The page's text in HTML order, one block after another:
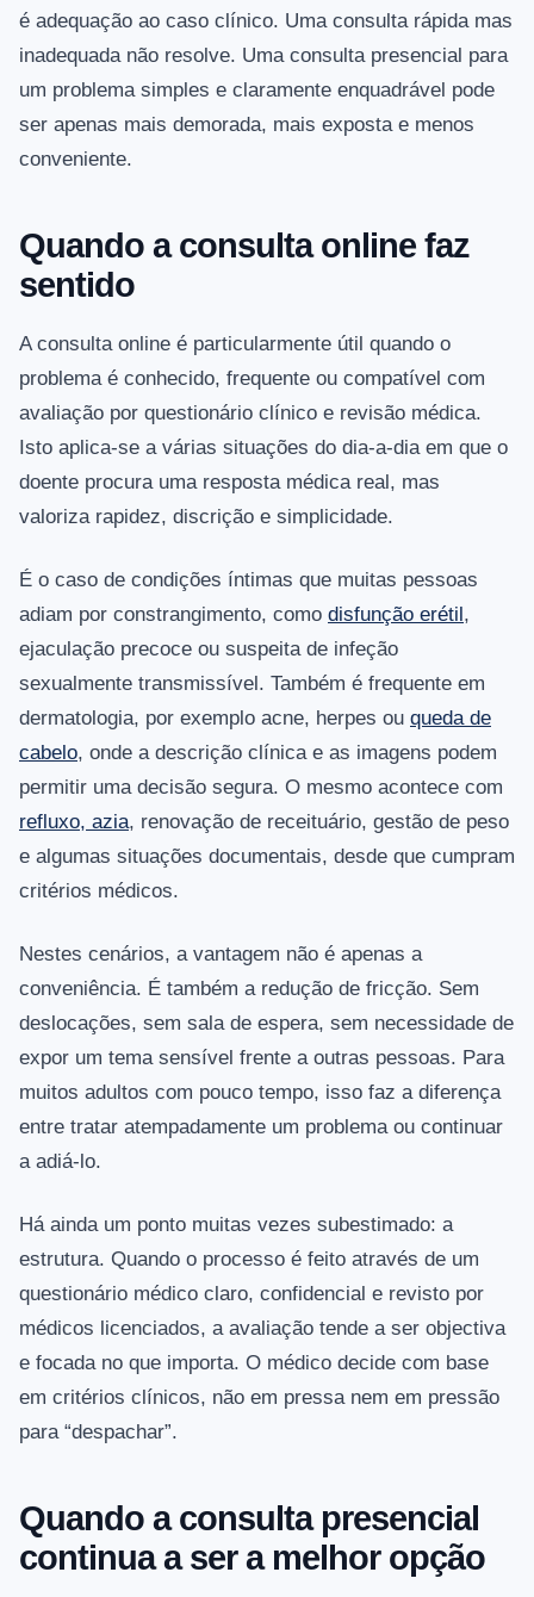
é adequação ao caso clínico. Uma consulta rápida mas
inadequada não resolve. Uma consulta presencial para
um problema simples e claramente enquadrável pode
ser apenas mais demorada, mais exposta e menos
conveniente.
Quando a consulta online faz
sentido
A consulta online é particularmente útil quando o
problema é conhecido, frequente ou compatível com
avaliação por questionário clínico e revisão médica.
Isto aplica-se a várias situações do dia-a-dia em que o
doente procura uma resposta médica real, mas
valoriza rapidez, discrição e simplicidade.
É o caso de condições íntimas que muitas pessoas
adiam por constrangimento, como disfunção erétil,
ejaculação precoce ou suspeita de infeção
sexualmente transmissível. Também é frequente em
dermatologia, por exemplo acne, herpes ou queda de
cabelo, onde a descrição clínica e as imagens podem
permitir uma decisão segura. O mesmo acontece com
refluxo, azia, renovação de receituário, gestão de peso
e algumas situações documentais, desde que cumpram
critérios médicos.
Nestes cenários, a vantagem não é apenas a
conveniência. É também a redução de fricção. Sem
deslocações, sem sala de espera, sem necessidade de
expor um tema sensível frente a outras pessoas. Para
muitos adultos com pouco tempo, isso faz a diferença
entre tratar atempadamente um problema ou continuar
a adiá-lo.
Há ainda um ponto muitas vezes subestimado: a
estrutura. Quando o processo é feito através de um
questionário médico claro, confidencial e revisto por
médicos licenciados, a avaliação tende a ser objectiva
e focada no que importa. O médico decide com base
em critérios clínicos, não em pressa nem em pressão
para “despachar”.
Quando a consulta presencial
continua a ser a melhor opção